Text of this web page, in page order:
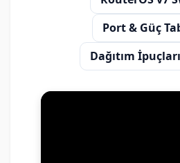
Port & Güç
Dağıtım İpuçları